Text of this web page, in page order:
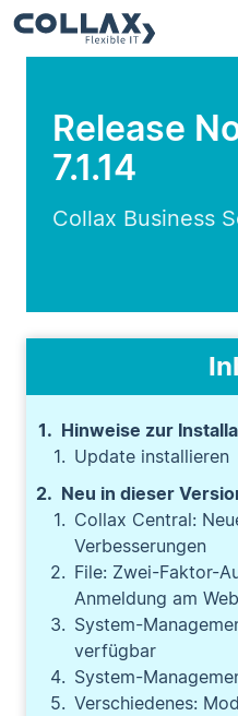
Release
7.1.14
Collax Business
Hinweise zur
Update installieren
Neu in dieser
Collax Central:
Verbesserungen
File: Zwei-Faktor-
Anmeldung am
System-
verfügbar
System-
Verschiedenes: